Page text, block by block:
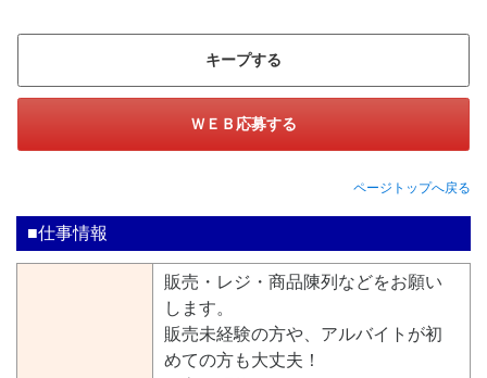
キープする
ＷＥＢ応募する
ページトップへ戻る
■仕事情報
販売・レジ・商品陳列などをお願い
します。
販売未経験の方や、アルバイトが初
めての方も大丈夫！